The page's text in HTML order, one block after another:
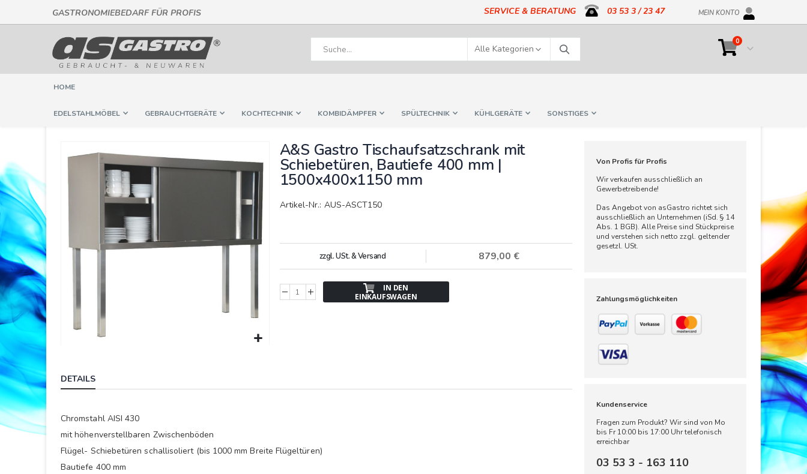
GASTRONOMIEBEDARF FÜR PROFIS
zum
Inhalt
SERVICE & BERATUNG 03 53 3 / 23 47 MEIN KONTO
Cart
0Artikel
Suche
HOME
EDELSTAHLMÖBEL GEBRAUCHTGERÄTE KOCHTECHNIK KOMBIDÄMPFER SPÜLTECHNIK KÜHLGERÄTE SONSTIGES
Bildergalerie
Anfang
A&S Gastro Tischaufsatzschrank mit
Schiebetüren, Bautiefe 400 mm |
1500x400x1150 mm
Artikel-Nr.: AUS-ASCT150
879,00 €
zzgl. USt. & Versand
IN DEN
EINKAUFSWAGEN
DETAILS
Chromstahl AISI 430
mit höhenverstellbaren Zwischenböden
Flügel- Schiebetüren schallisoliert (bis 1000 mm Breite Flügeltüren)
Bautiefe 400 mm
Von Profis für Profis
Wir verkaufen ausschließlich an
Gewerbetreibende!
Das Angebot von asGastro richtet sich
ausschließlich an Unternehmen (iSd. § 14
Abs. 1 BGB). Alle Preise sind Stückpreise
und verstehen sich netto zzgl. geltender
gesetzl. USt.
Zahlungsmöglichkeiten
Kundenservice
Fragen zum Produkt? Wir sind von Mo
bis Fr 10:00 bis 17:00 Uhr telefonisch
erreichbar
03 53 3 - 163 110